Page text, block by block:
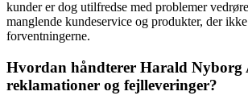
kunder er dog utilfredse med problemer
manglende kundeservice og produkter, der
forventningerne.
Hvordan håndterer Harald Nyborg
reklamationer og fejlleveringer?